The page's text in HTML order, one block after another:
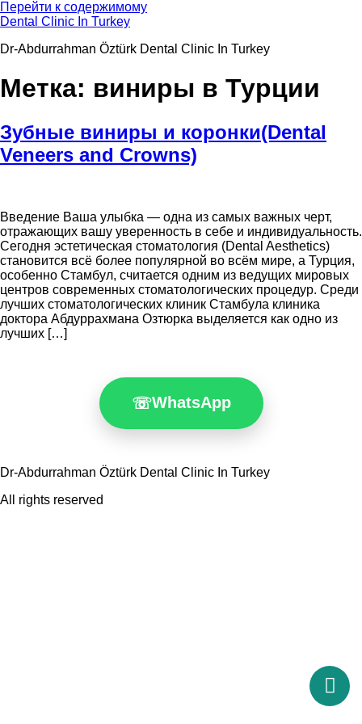
Перейти к содержимому
Dental Clinic In Turkey
Dr-Abdurrahman Öztürk Dental Clinic In Turkey
Метка: виниры в Турции
Зубные виниры и коронки(Dental
Veneers and Crowns)
Введение Ваша улыбка — одна из самых важных черт,
отражающих вашу уверенность в себе и индивидуальность.
Сегодня эстетическая стоматология (Dental Aesthetics)
становится всё более популярной во всём мире, а Турция,
особенно Стамбул, считается одним из ведущих мировых
центров современных стоматологических процедур. Среди
лучших стоматологических клиник Стамбула клиника
доктора Абдуррахмана Озтюрка выделяется как одно из
лучших […]
☏WhatsApp
Dr-Abdurrahman Öztürk Dental Clinic In Turkey
All rights reserved